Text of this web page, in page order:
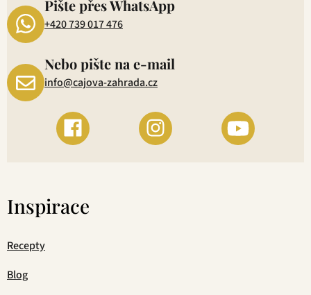
Pište přes WhatsApp
+420 739 017 476
Nebo pište na e-mail
info@cajova-zahrada.cz
Inspirace
Recepty
Blog